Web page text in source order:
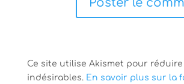
Ce site utilise Akismet pour réduire
indésirables. En savoir plus sur la